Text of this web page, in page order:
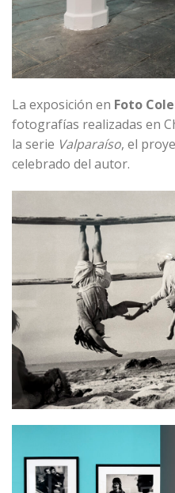
La exposición en Foto
fotografías realizadas en
la serie Valparaíso, el
celebrado del autor.